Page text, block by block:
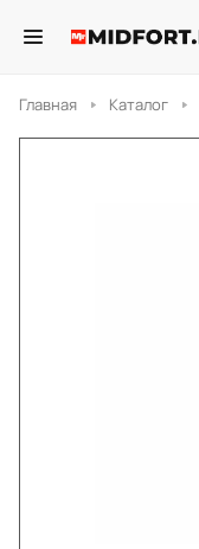
Главная Каталог